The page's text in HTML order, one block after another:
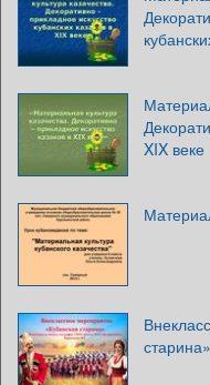
XIX веке
старина»